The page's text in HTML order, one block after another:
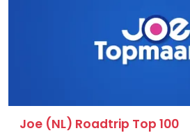
Joe (NL) Roadtrip Top 100